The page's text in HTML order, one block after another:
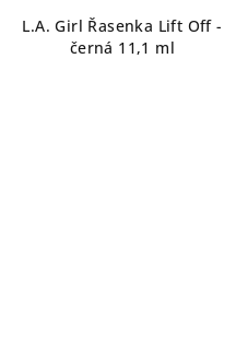
L.A. Girl Řasenka Lift Off -
černá 11,1 ml